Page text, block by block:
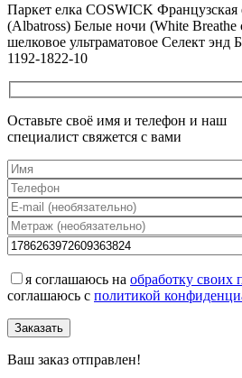
Паркет елка COSWICK Французская
(Albatross) Белые ночи (White
шелковое ультраматовое Селект энд
1192-1822-10
Оставьте своё имя и телефон и наш
специалист свяжется с вами
я соглашаюсь на обработку своих
соглашаюсь с политикой
Заказать
Ваш заказ отправлен!